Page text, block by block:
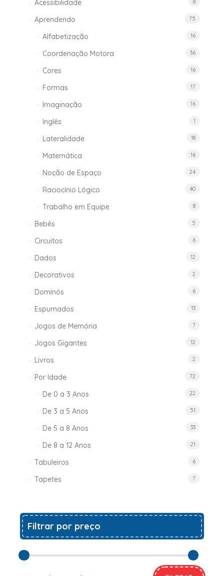
Acessibilidade 8
Aprendendo 75
Alfabetização 16
Coordenação Motora 36
Cores 16
Formas 17
Imaginação 16
Inglês 1
Lateralidade 18
Matemática 16
Noção de Espaço 24
Raciocínio Lógico 40
Trabalho em Equipe 8
Bebês 5
Circuitos 6
Dados 12
Decorativos 2
Dominós 6
Espumados 13
Jogos de Memória 7
Jogos Gigantes 12
Livros 2
Por Idade 72
De 0 a 3 Anos 22
De 3 a 5 Anos 51
De 5 a 8 Anos 33
De 8 a 12 Anos 21
Tabuleiros 6
Tapetes 7
Filtrar por preço